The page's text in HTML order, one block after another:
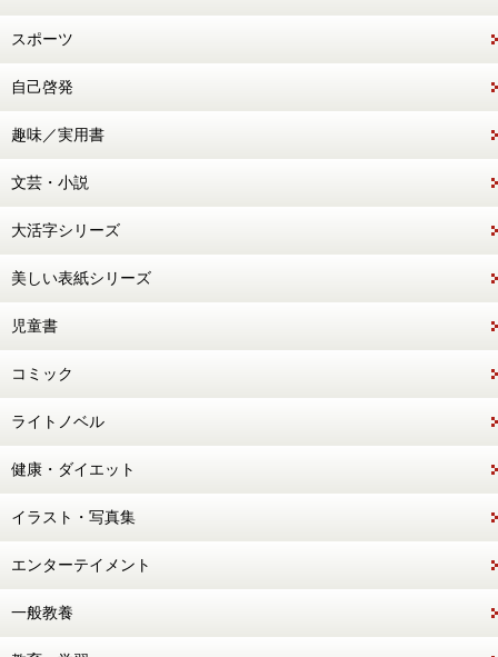
スポーツ
自己啓発
趣味／実用書
文芸・小説
大活字シリーズ
美しい表紙シリーズ
児童書
コミック
ライトノベル
健康・ダイエット
イラスト・写真集
エンターテイメント
一般教養